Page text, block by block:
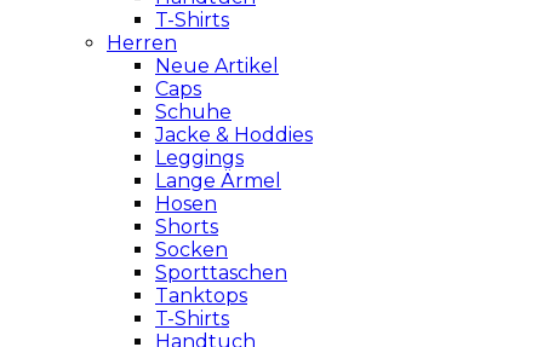
T-Shirts
Herren
Neue Artikel
Caps
Schuhe
Jacke & Hoddies
Leggings
Lange Ärmel
Hosen
Shorts
Socken
Sporttaschen
Tanktops
T-Shirts
Handtuch